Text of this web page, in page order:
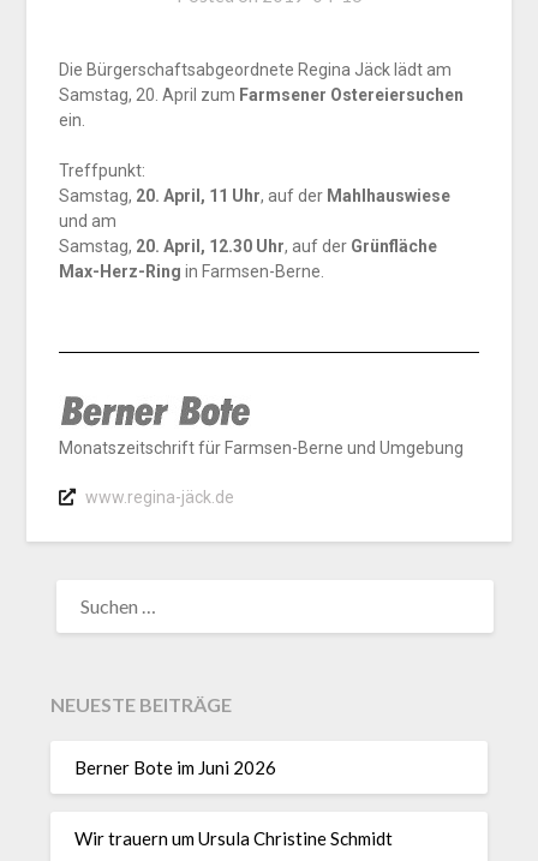
Die Bürgerschaftsabgeordnete Regina Jäck lädt am
Samstag, 20. April zum Farmsener Ostereiersuchen
ein.
Treffpunkt:
Samstag, 20. April, 11 Uhr, auf der Mahlhauswiese
und am
Samstag, 20. April, 12.30 Uhr, auf der Grünfläche
Max-Herz-Ring in Farmsen-Berne.
Monatszeitschrift für Farmsen-Berne und Umgebung
www.regina-jäck.de
NEUESTE BEITRÄGE
Berner Bote im Juni 2026
Wir trauern um Ursula Christine Schmidt